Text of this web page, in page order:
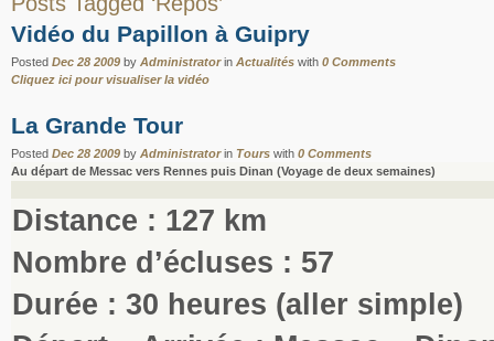
Vidéo du Papillon à Guipry
Posted Dec 28 2009 by Administratorin Actualités with 0 Comments
Cliquez ici pour visualiser la vidéo
La Grande Tour
Posted Dec 28 2009 by Administratorin Tours with 0 Comments
Au départ de Messac vers Rennes puis Dinan (Voyage de deux semaines)
Distance : 127 km
Nombre d’écluses : 57
Durée : 30 heures (aller simple)